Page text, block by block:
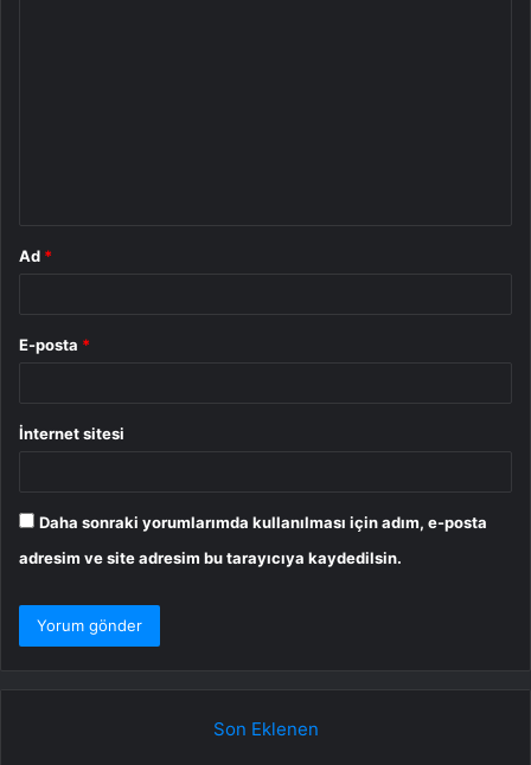
Ad *
E-posta *
İnternet sitesi
Daha sonraki yorumlarımda kullanılması için adım, e-posta
adresim ve site adresim bu tarayıcıya kaydedilsin.
Son Eklenen